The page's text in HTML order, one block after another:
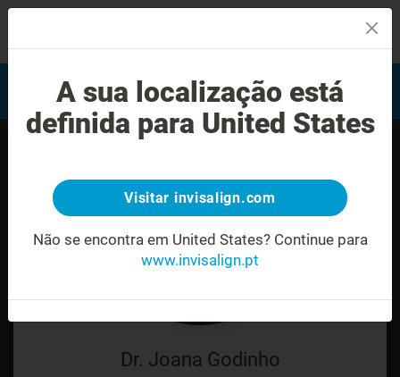
Avaliação do sorriso
Encontrar um Invisalign
provider
Dr. Joana Godinho
A sua localização está
definida para United States
Visitar invisalign.com
Não se encontra em United States? Continue para
www.invisalign.pt